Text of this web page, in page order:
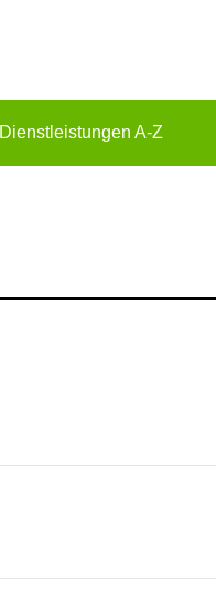
Dienstleistungen A-Z